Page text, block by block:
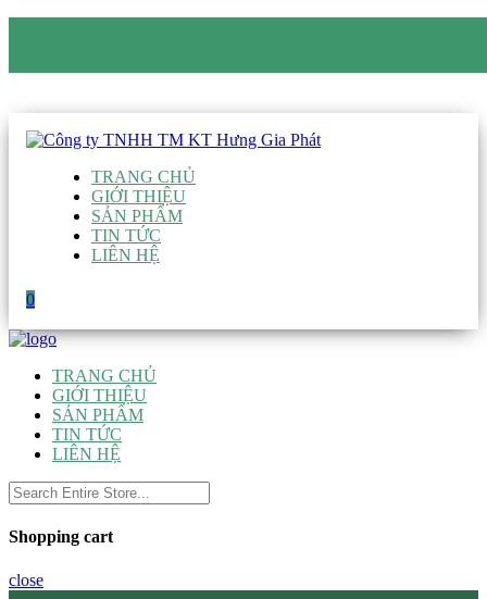
TRANG CHỦ
GIỚI THIỆU
SẢN PHẨM
TIN TỨC
LIÊN HỆ
0
TRANG CHỦ
GIỚI THIỆU
SẢN PHẨM
TIN TỨC
LIÊN HỆ
Shopping cart
close